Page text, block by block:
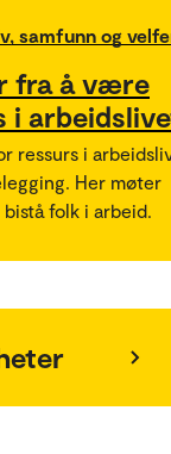
samfunn og
fra å være
i
ressurs i
Her møter
folk i arbeid.